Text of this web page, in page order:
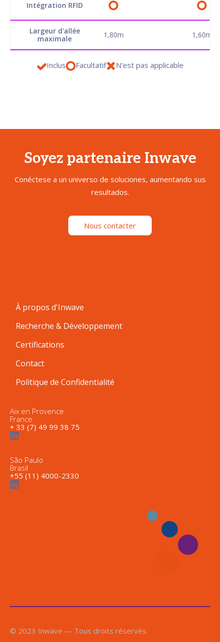
Intégration RFID
Largeur d'allée
maximale
1,80m 1,60m
Inclus Facultatif N'est pas applicable
Soyez partenaire Inwave
Conéctese a un universo de soluciones, aumentando sus
resultados.
Nous contacter
À propos d'Inwave
Recherche & Développement
Certifications
Contact
Politique de Confidentialité
Aix en Provence
France
+ 33 (7) 49 99 38 75
São Paulo
Brasil
+55 (11) 4000-2330
© 2023 Inwave — Tous droits réservés.